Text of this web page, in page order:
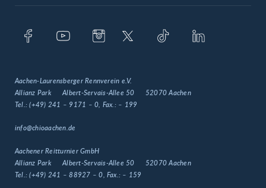
Aachen-Laurensberger Rennverein e.V.
Allianz Park
Albert-Servais-Allee 50
52070 Aachen
Tel.:(+49) 241 – 9171 – 0 , Fax.: – 199
info@chioaachen.de
Aachener Reitturnier GmbH
Allianz Park
Albert-Servais-Allee 50
52070 Aachen
Tel.:(+49) 241 – 88927 – 0 , Fax.: – 159